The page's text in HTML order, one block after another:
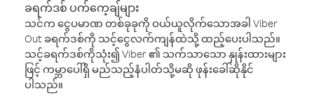
ခရက်ဒစ် ပက်ကေ့ချ်များ
သင်က ငွေပမာဏ တစ်ခုခုကို ဝယ်ယူလိုက်သောအခါ Viber
Out ခရက်ဒစ်ကို သင့်ငွေလက်ကျန်ထဲသို့ ထည့်ပေးပါသည်။
သင့်ခရက်ဒစ်ကိုသုံး၍ Viber ၏ သက်သာသော နှုန်းထားများ
ဖြင့် ကမ္ဘာပေါ်ရှိ မည်သည့်နံပါတ်သို့မဆို ဖုန်းခေါ်ဆိုနိုင်
ပါသည်။